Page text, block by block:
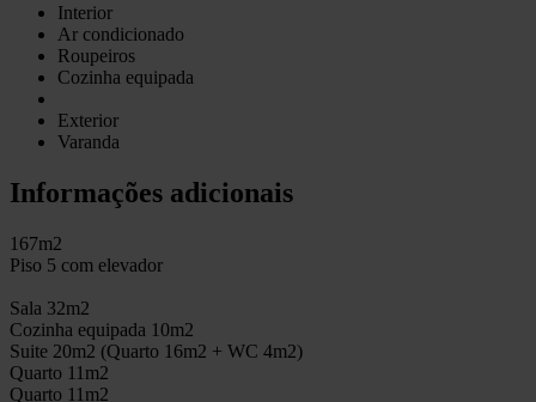
Interior
Ar condicionado
Roupeiros
Cozinha equipada
Exterior
Varanda
Informações adicionais
167m2
Piso 5 com elevador
Sala 32m2
Cozinha equipada 10m2
Suite 20m2 (Quarto 16m2 + WC 4m2)
Quarto 11m2
Quarto 11m2